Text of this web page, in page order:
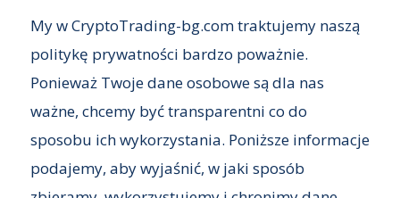
My w CryptoTrading-bg.com traktujemy naszą
politykę prywatności bardzo poważnie.
Ponieważ Twoje dane osobowe są dla nas
ważne, chcemy być transparentni co do
sposobu ich wykorzystania. Poniższe informacje
podajemy, aby wyjaśnić, w jaki sposób